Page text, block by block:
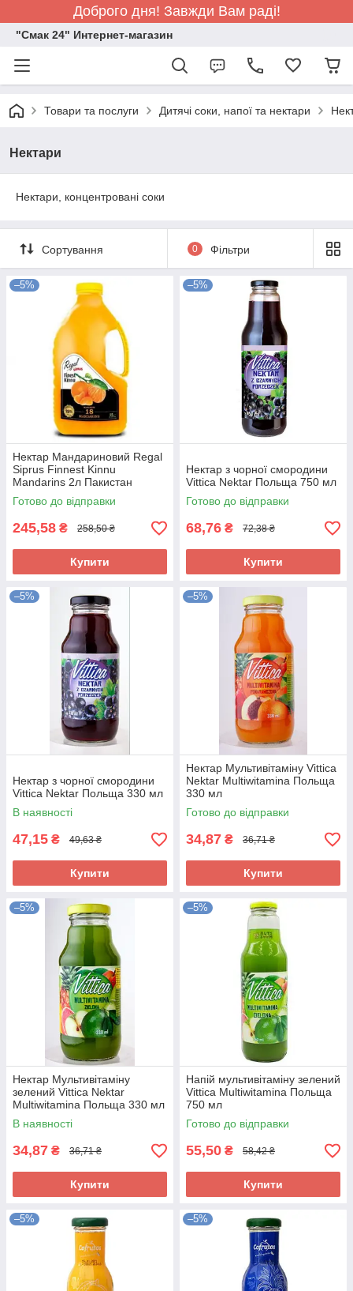
Доброго дня! Завжди Вам раді!
"Смак 24" Интернет-магазин
Товари та послуги Дитячі соки, напої та нектари
Нектари
Нектари, концентровані соки
Сортування 0 Фільтри
–5%
Нектар Мандариновий Regal
Siprus Finnest Kinnu
Mandarins 2л Пакистан
Готово до відправки
245,58 ₴ 258,50 ₴
Купити
–5%
Нектар з чорної смородини
Vittica Nektar Польща 750 мл
Готово до відправки
68,76 ₴ 72,38 ₴
Купити
–5%
Нектар з чорної смородини
Vittica Nektar Польща 330 мл
В наявності
47,15 ₴ 49,63 ₴
Купити
–5%
Нектар Мультивітаміну Vittica
Nektar Multiwitamina Польща
330 мл
Готово до відправки
34,87 ₴ 36,71 ₴
Купити
–5%
Нектар Мультивітаміну
зелений Vittica Nektar
Multiwitamina Польща 330 мл
В наявності
34,87 ₴ 36,71 ₴
Купити
–5%
Напій мультивітаміну зелений
Vittica Multiwitamina Польща
750 мл
Готово до відправки
55,50 ₴ 58,42 ₴
Купити
–5% –5%